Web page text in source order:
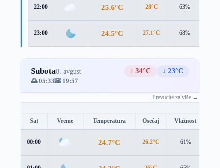
22:00 25.6°C 28°C 63%
23:00 24.5°C 27.1°C 68%
Subota8. avgust ↑ 34°C
↓ 23°C
🌅 05:33🌇 19:57
Prevucite za više →
Sat Vreme Temperatura Osećaj Vlažnost
00:00 24.7°C 26.2°C 61%